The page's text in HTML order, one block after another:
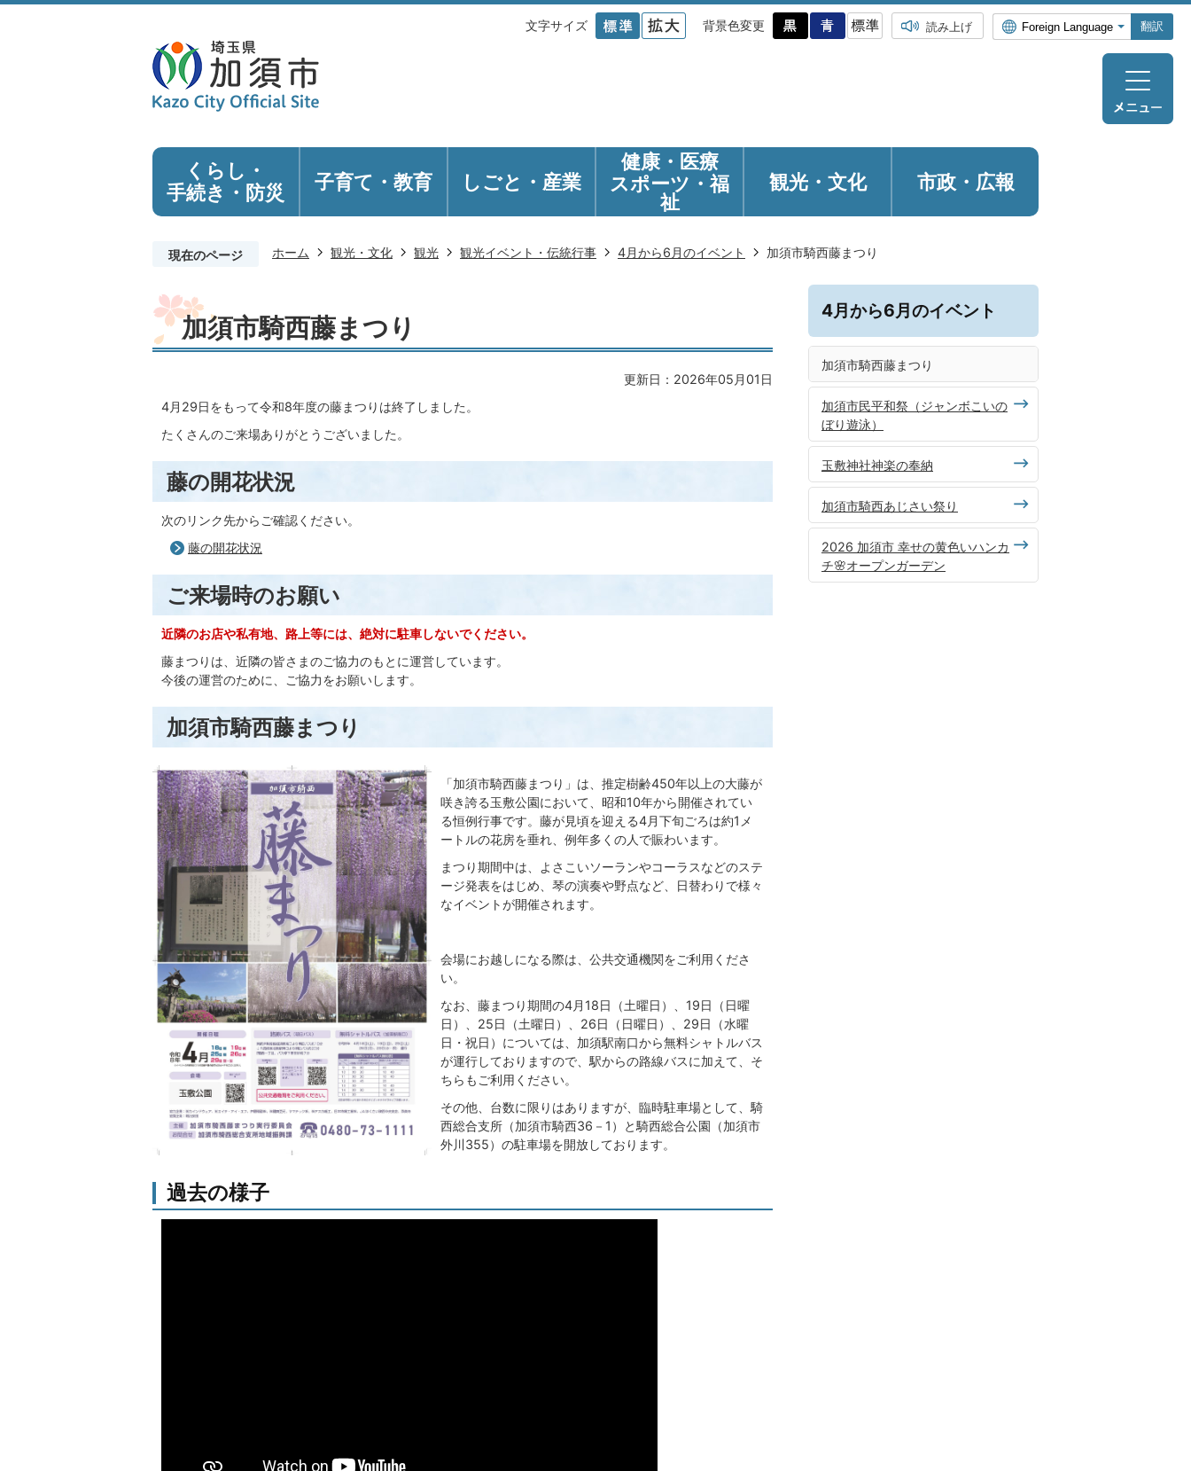
文字サイズ 背景色変更 読み上げ 翻訳
くらし・
手続き ・防災 子育て・教育 しごと・産業
健康・医療
スポーツ・福
祉
観光・ 文化 市政・広報
現在のページ ホーム 観光・文化 観光 観光イベント・伝統行事 4月から6月のイベント 加須市騎西藤まつり
加須市騎西藤まつり
更新日：2026年05月01日
4月29日をもって令和8年度の藤まつりは終了しました。
たくさんのご来場ありがとうございました。
藤の開花状況
次のリンク先からご確認ください。
藤の開花状況
ご来場時のお願い
近隣のお店や私有地、路上等には、絶対に駐車しないでください。
藤まつりは、近隣の皆さまのご協力のもとに運営しています。
今後の運営のために、ご協力をお願いします。
加須市騎西藤まつり
「加須市騎西藤まつり」は、推定樹齢450年以上の大藤が
咲き誇る玉敷公園において、昭和10年から開催されてい
る恒例行事です。藤が見頃を迎える4月下旬ごろは約1メ
ートルの花房を垂れ、例年多くの人で賑わいます。
まつり期間中は、よさこいソーランやコーラスなどのステ
ージ発表をはじめ、琴の演奏や野点など、日替わりで様々
なイベントが開催されます。
会場にお越しになる際は、公共交通機関をご利用くださ
い。
なお、藤まつり期間の4月18日（土曜日）、19日（日曜
日）、25日（土曜日）、26日（日曜日）、29日（水曜
日・祝日）については、加須駅南口から無料シャトルバス
が運行しておりますので、駅からの路線バスに加えて、そ
ちらもご利用ください。
その他、台数に限りはありますが、臨時駐車場として、騎
西総合支所（加須市騎西36－1）と騎西総合公園（加須市
外川355）の駐車場を開放しております。
過去の様子
4月から6月のイベント
加須市騎西藤まつり
加須市民平和祭（ジャンボこいの
ぼり遊泳）
玉敷神社神楽の奉納
加須市騎西あじさい祭り
2026 加須市 幸せの黄色いハンカ
チ🌸オープンガーデン